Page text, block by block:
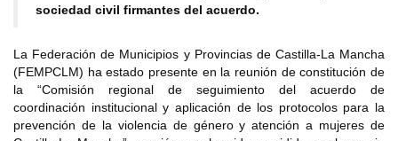
sociedad civil firmantes del acuerdo.
La Federación de Municipios y Provincias de Castilla-La Mancha
(FEMPCLM) ha estado presente en la reunión de constitución de
la “Comisión regional de seguimiento del acuerdo de
coordinación institucional y aplicación de los protocolos para la
prevención de la violencia de género y atención a mujeres de